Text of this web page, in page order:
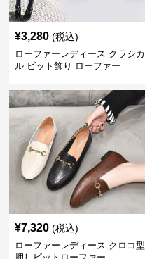
¥3,280 (税込)
ローファーレディース クラシカ
ル ビット飾り ローファー
¥7,320 (税込)
ローファーレディース クロコ型